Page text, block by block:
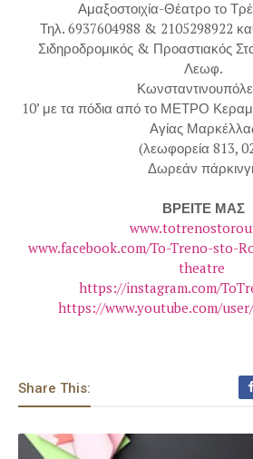
Αμαξοστοιχία-Θέατρο το
Τηλ. 6937604988 & 2105298922
Σιδηροδρομικός & Προαστιακός
Λεωφ.
10’ με τα πόδια από το ΜΕΤΡΟ
Αγίας
(λεωφορεία 813,
Δωρεάν
ΒΡΕΙΤΕ ΜΑΣ
www.facebook.com/To-Treno-sto-
theatre
https://instagram.com/
https://www.youtube.com/
Share This: